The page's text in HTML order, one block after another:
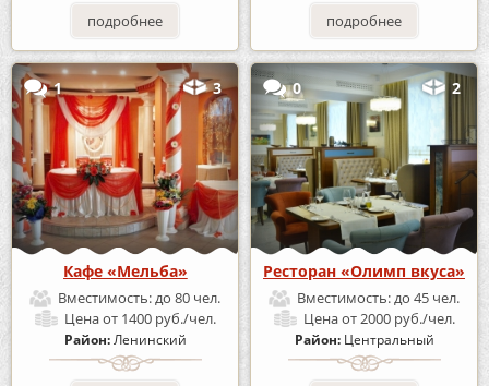
подробнее подробнее
1 3
Кафе «Мельба»
Вместимость: до 80 чел.
Ценаот 1400 руб./чел.
Район:Ленинский
0 2
Ресторан «Олимп вкуса»
Вместимость: до 45 чел.
Ценаот 2000 руб./чел.
Район: Центральный